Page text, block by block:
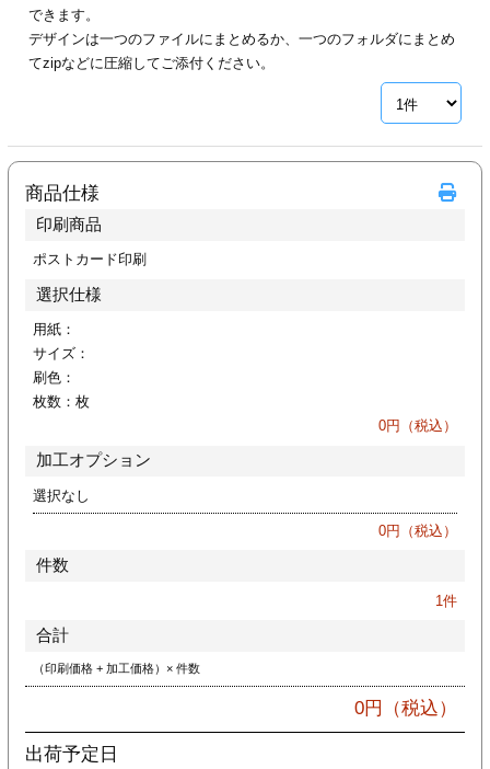
加工
印刷
印刷
リーブ
ー印刷
できます。
デザインは一つのファイルにまとめるか、一つのフォルダにまとめ
てzipなどに圧縮してご添付ください。
商品仕様
印刷商品
ポストカード印刷
選択仕様
用紙：
サイズ：
刷色：
枚数： 枚
0円（税込）
加工オプション
選択なし
0円（税込）
件数
1件
合計
（印刷価格 + 加工価格）× 件数
0円（税込）
出荷予定日